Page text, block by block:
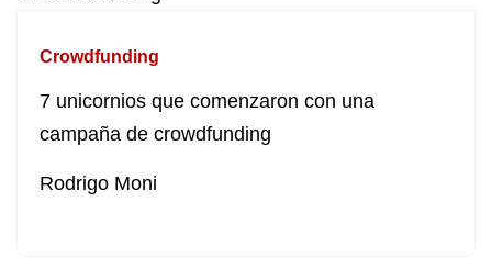
Crowdfunding
7 unicornios que comenzaron con una
campaña de crowdfunding
Rodrigo Moni